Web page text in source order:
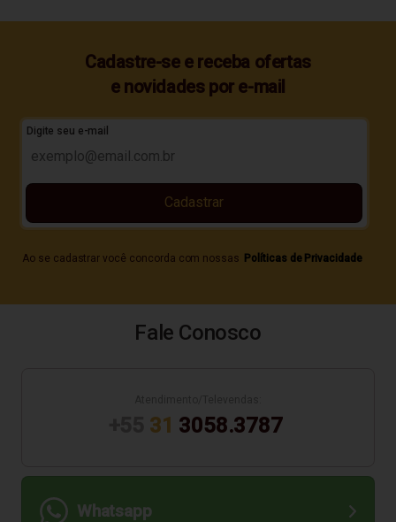
Cadastre-se e receba ofertas
e novidades por e-mail
Digite seu e-mail
Ao se cadastrar você concorda com nossas Políticas de Privacidade
Cadastrar
Fale Conosco
31 3058.3787
Whatsapp